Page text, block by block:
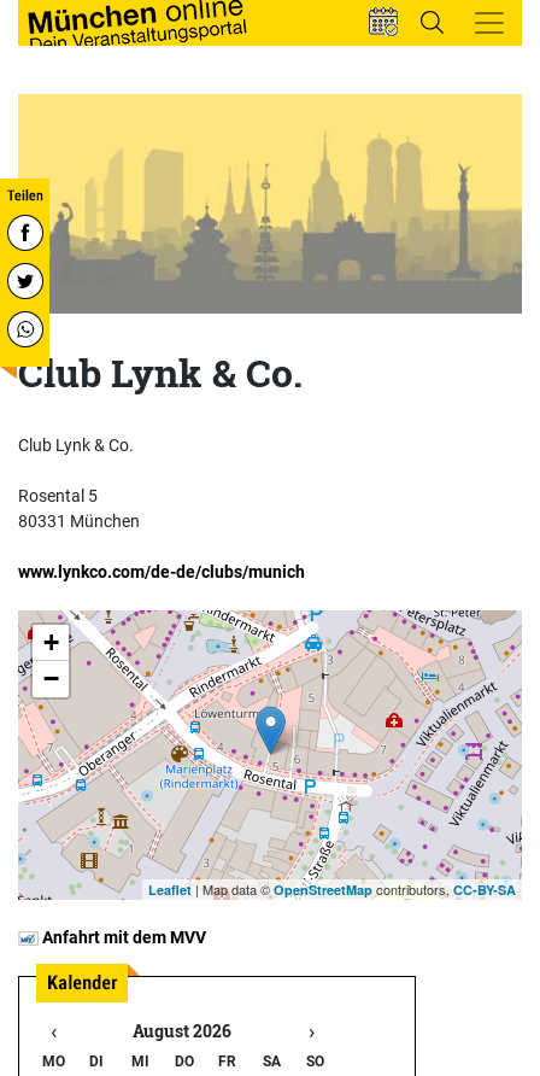
Club Lynk & Co.
Club Lynk & Co.
Rosental 5
80331 München
www.lynkco.com/de-de/clubs/munich
+
−
Leaflet | Map data © OpenStreetMap contributors, CC-BY-SA
Anfahrt mit dem MVV
‹ August 2026 ›
MO DI MI DO FR SA
SO